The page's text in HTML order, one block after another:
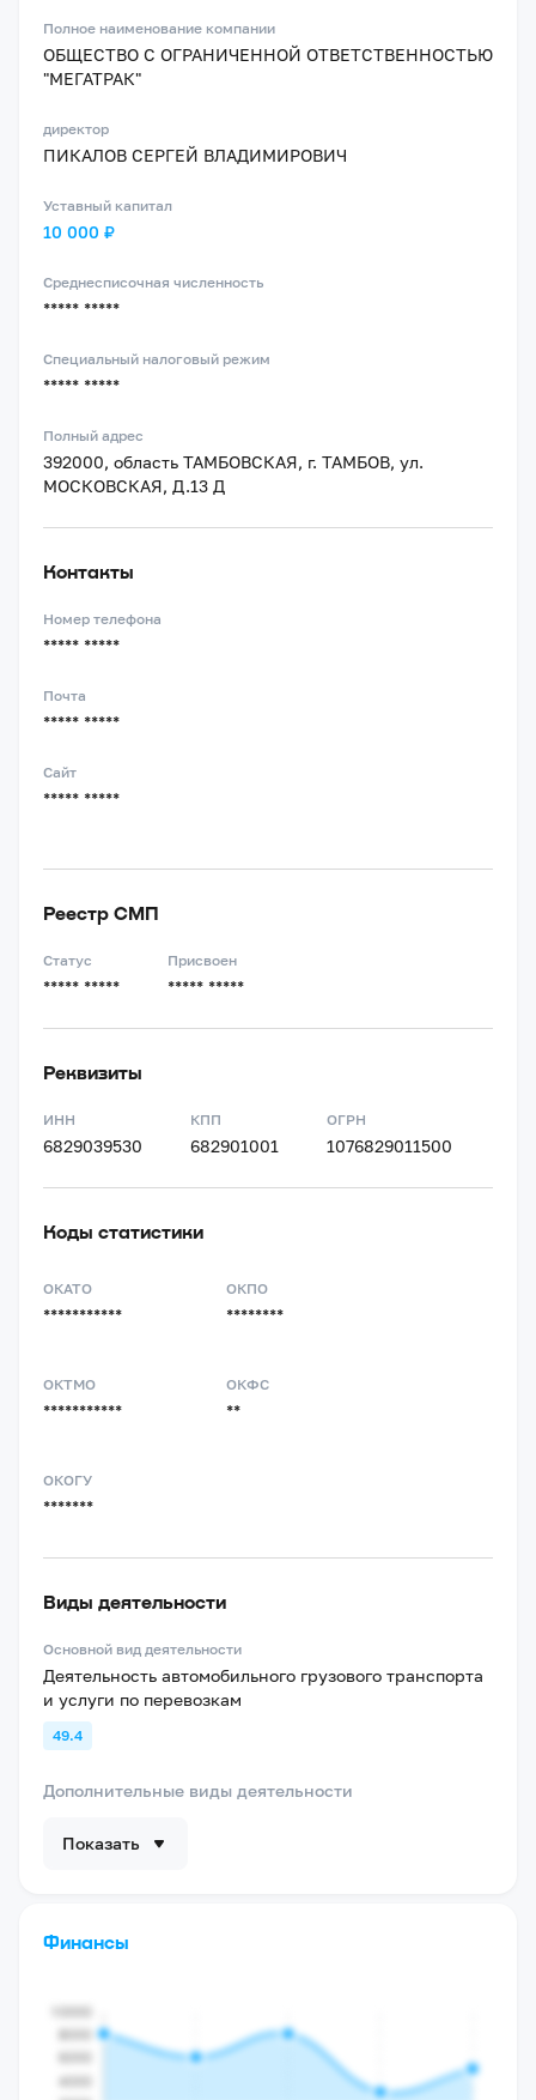
Полное наименование компании
ОБЩЕСТВО С ОГРАНИЧЕННОЙ ОТВЕТСТВЕННОСТЬЮ
"МЕГАТРАК"
директор
ПИКАЛОВ СЕРГЕЙ ВЛАДИМИРОВИЧ
Уставный капитал
10 000 ₽
Среднесписочная численность
***** *****
Специальный налоговый режим
***** *****
Полный адрес
392000, область ТАМБОВСКАЯ, г. ТАМБОВ, ул.
МОСКОВСКАЯ, Д.13 Д
Контакты
Номер телефона
***** *****
Почта
***** *****
Сайт
***** *****
Реестр СМП
Статус
***** *****
Присвоен
***** *****
Реквизиты
ИНН
6829039530
КПП
682901001
ОГРН
1076829011500
Коды статистики
ОКАТО
***********
ОКПО
********
ОКТМО
***********
ОКФС
**
ОКОГУ
*******
Виды деятельности
Основной вид деятельности
Деятельность автомобильного грузового транспорта
и услуги по перевозкам
49.4
Дополнительные виды деятельности
Показать
Финансы